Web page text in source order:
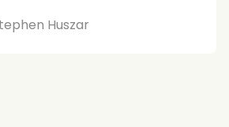
Huszar